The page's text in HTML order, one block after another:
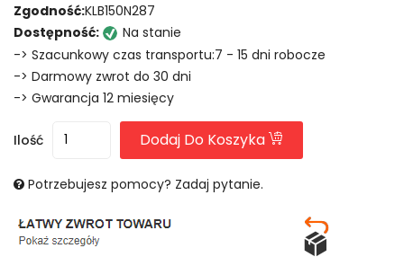
Zgodność:KLB150N287
Dostępność:
Na stanie
-> Szacunkowy czas transportu:7 - 15 dni robocze
-> Darmowy zwrot do 30 dni
-> Gwarancja 12 miesięcy
Ilość Dodaj Do Koszyka
Potrzebujesz pomocy? Zadaj pytanie.